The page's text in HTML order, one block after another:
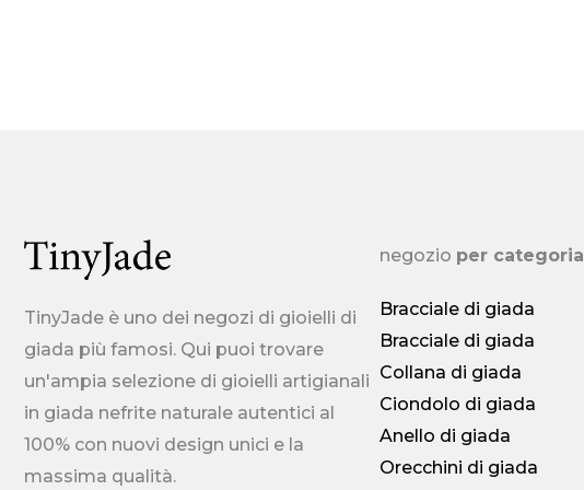
TinyJade è uno dei negozi di gioielli di
giada più famosi. Qui puoi trovare
un'ampia selezione di gioielli artigianali
in giada nefrite naturale autentici al
100% con nuovi design unici e la
massima qualità.
negozio per categoria
Bracciale di giada
Bracciale di giada
Collana di giada
Ciondolo di giada
Anello di giada
Orecchini di giada